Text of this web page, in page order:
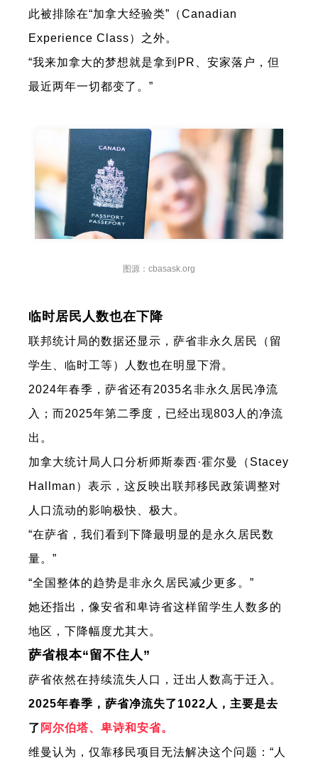
此被排除在“加拿大经验类”（Canadian
Experience Class）之外。
“我来加拿大的梦想就是拿到PR、安家落户，但
最近两年一切都变了。”
图源： cbasask.org
临时居民人数也在下降
联邦统计局的数据还显示，萨省非永久居民（留
学生、临时工等）人数也在明显下滑。
2024年春季，萨省还有2035名非永久居民净流
入；而2025年第二季度，已经出现803人的净流
出。
加拿大统计局人口分析师斯泰西·霍尔曼（Stacey
Hallman）表示，这反映出联邦移民政策调整对
人口流动的影响极快、极大。
“在萨省，我们看到下降最明显的是永久居民数
量。”
“全国整体的趋势是非永久居民减少更多。”
她还指出，像安省和卑诗省这样留学生人数多的
地区，下降幅度尤其大。
萨省根本“留不住人”
萨省依然在持续流失人口，迁出人数高于迁入。
2025年春季，萨省净流失了1022人，主要是去
了 阿尔伯塔、卑诗和安省。
维曼认为，仅靠移民项目无法解决这个问题：“人